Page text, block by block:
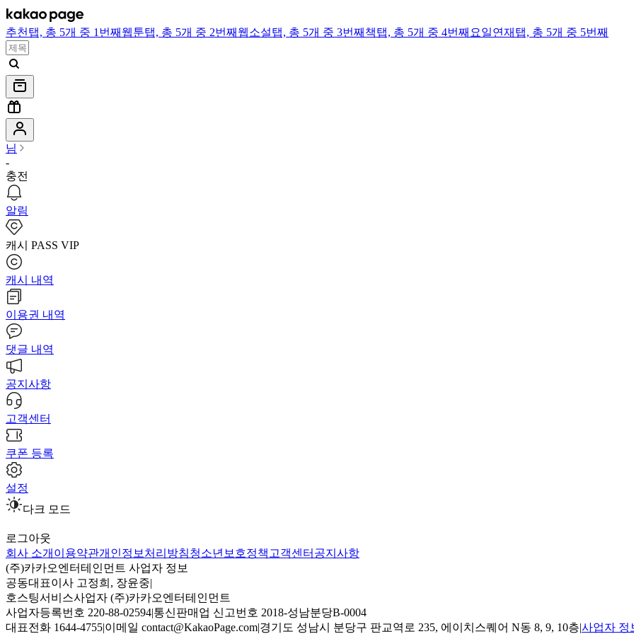
추천 탭, 총 5개 중 1번째 웹툰탭, 총 5개 중 2번째 웹소설탭, 총 5개 중 3번째 책탭, 총 5개 중 4번째 요일연재 탭, 총 5개 중 5번째
님
-
충전
알림
캐시 PASS VIP
캐시 내역
이용권 내역
댓글 내역
공지사항
고객센터
쿠폰 등록
설정
다크 모드
로그아웃
회사 소개 이용약관개인정보처리방침청소년보호정책 고객센터 공지사항
(주)카카오엔터테인먼트 사업자 정보
공동대표이사 고정희, 장윤중|
호스팅서비스사업자 (주)카카오엔터테인먼트
사업자등록번호 220-88-02594|통신판매업 신고번호 2018-성남분당B-0004
대표전화 1644-4755|이메일 contact@KakaoPage.com|경기도 성남시 분당구 판교역로 235, 에이치스퀘어 N동 8, 9, 10층|사업자 정